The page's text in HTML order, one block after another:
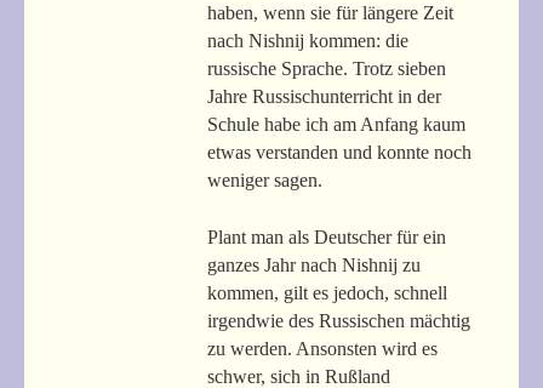
haben, wenn sie für längere Zeit
nach Nishnij kommen: die
russische Sprache. Trotz sieben
Jahre Russischunterricht in der
Schule habe ich am Anfang kaum
etwas verstanden und konnte noch
weniger sagen.
Plant man als Deutscher für ein
ganzes Jahr nach Nishnij zu
kommen, gilt es jedoch, schnell
irgendwie des Russischen mächtig
zu werden. Ansonsten wird es
schwer, sich in Rußland